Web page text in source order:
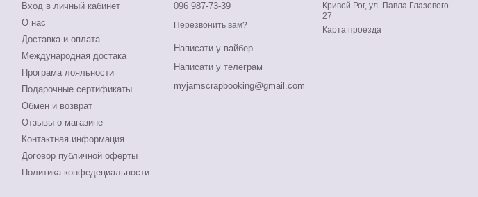
Вход в личный кабинет
О нас
Доставка и оплата
Международная достака
Програма лояльности
Подарочные сертификаты
Обмен и возврат
Отзывы о магазине
Контактная информация
Договор публичной оферты
Политика конфедециальности
096 987-73-39
Перезвонить вам?
Написати у вайбер
Написати у телеграм
myjamscrapbooking@gmail.com
Кривой Рог, ул. Павла Глазового
27
Карта проезда